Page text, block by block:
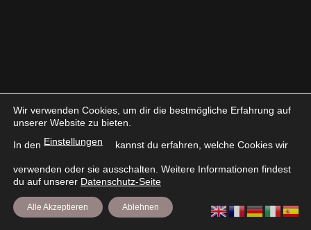
Wir verwenden Cookies, um dir die bestmögliche Erfahrung auf
unserer Website zu bieten.
In den Einstellungen kannst du erfahren, welche Cookies wir
verwenden oder sie ausschalten. Weitere Informationen findest
du auf unserer Datenschutz-Seite
Alle Akzeptieren Ablehnen